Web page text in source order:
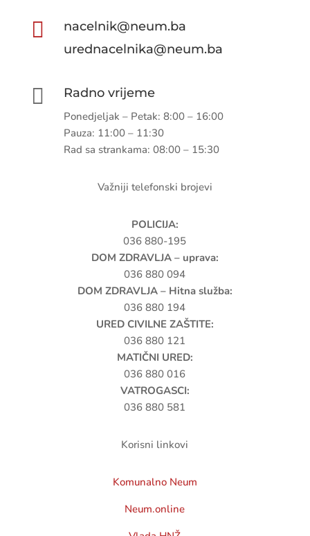

nacelnik@neum.ba
urednacelnika@neum.ba
 Radno vrijeme
Ponedjeljak – Petak: 8:00 – 16:00
Pauza: 11:00 – 11:30
Rad sa strankama: 08:00 – 15:30
Važniji telefonski brojevi
POLICIJA:
036 880-195
DOM ZDRAVLJA – uprava:
036 880 094
DOM ZDRAVLJA – Hitna služba:
036 880 194
URED CIVILNE ZAŠTITE:
036 880 121
MATIČNI URED:
036 880 016
VATROGASCI:
036 880 581
Korisni linkovi
Komunalno Neum
Neum.online